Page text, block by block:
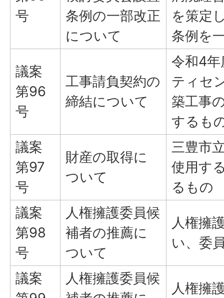
号
条例の一部改正
について
を策定
条例を
議案
第96
号
工事請負契約の
締結について
令和4
ティセ
築工事
するも
議案
第97
号
財産の取得に
ついて
三豊市
使用す
るもの
議案
第98
号
人権擁護委員候
補者の推薦に
ついて
人権擁
い、委
議案
人権擁護委員候
人権擁